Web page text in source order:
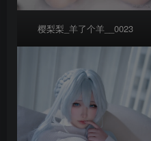
樱梨梨_羊了个羊__0023